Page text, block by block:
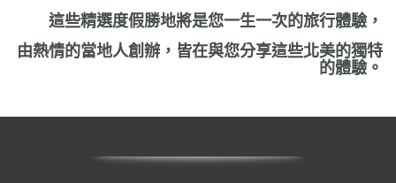
這些精選度假勝地將是您一生一次的旅行體驗，
由熱情的當地人創辦，皆在與您分享這些北美的獨特
的體驗。